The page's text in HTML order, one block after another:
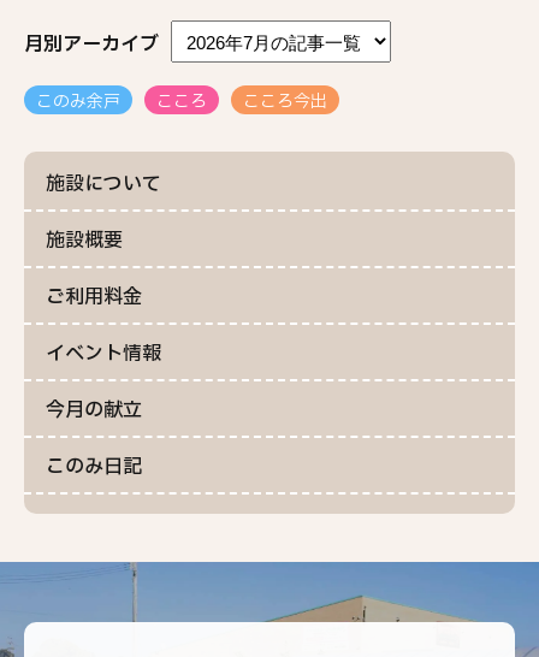
施設について
施設概要
ご利用料金
イベント情報
今月の献立
このみ日記
月別アーカイブ
このみ余戸 こころ こころ今出